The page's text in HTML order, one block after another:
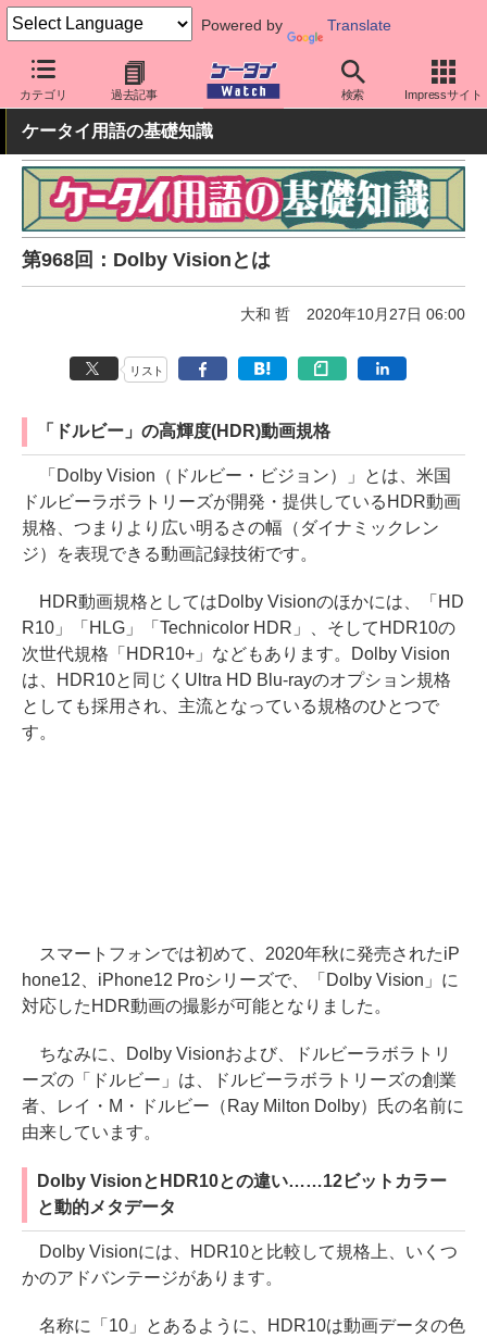
Powered by Translate
カテゴリ 過去記事 検索 Impressサイト
ケータイ Watch 最新技術/その他 その他
ケータイ用語の基礎知識
第968回：Dolby Visionとは
大和 哲 2020年10月27日 06:00
リスト
「ドルビー」の高輝度(HDR)動画規格
「Dolby Vision（ドルビー・ビジョン）」とは、米国
ドルビーラボラトリーズが開発・提供しているHDR動画
規格、つまりより広い明るさの幅（ダイナミックレン
ジ）を表現できる動画記録技術です。
HDR動画規格としてはDolby Visionのほかには、「HD
R10」「HLG」「Technicolor HDR」、そしてHDR10の
次世代規格「HDR10+」などもあります。Dolby Vision
は、HDR10と同じくUltra HD Blu-rayのオプション規格
としても採用され、主流となっている規格のひとつで
す。
スマートフォンでは初めて、2020年秋に発売されたiP
hone12、iPhone12 Proシリーズで、「Dolby Vision」に
対応したHDR動画の撮影が可能となりました。
ちなみに、Dolby Visionおよび、ドルビーラボラトリ
ーズの「ドルビー」は、ドルビーラボラトリーズの創業
者、レイ・M・ドルビー（Ray Milton Dolby）氏の名前に
由来しています。
Dolby VisionとHDR10との違い……12ビットカラー
と動的メタデータ
Dolby Visionには、HDR10と比較して規格上、いくつ
かのアドバンテージがあります。
名称に「10」とあるように、HDR10は動画データの色